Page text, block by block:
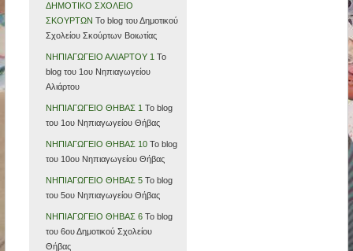
ΔΗΜΟΤΙΚΟ ΣΧΟΛΕΙΟ
ΣΚΟΥΡΤΩΝ Το blog του Δημοτικού
Σχολείου Σκούρτων Βοιωτίας
ΝΗΠΙΑΓΩΓΕΙΟ ΑΛΙΑΡΤΟΥ 1 Το
blog του 1ου Νηπιαγωγείου
Αλιάρτου
ΝΗΠΙΑΓΩΓΕΙΟ ΘΗΒΑΣ 1 Το blog
του 1ου Νηπιαγωγείου Θήβας
ΝΗΠΙΑΓΩΓΕΙΟ ΘΗΒΑΣ 10Το blog
του 10ου Νηπιαγωγείου Θήβας
ΝΗΠΙΑΓΩΓΕΙΟ ΘΗΒΑΣ 5Το blog
του 5ου Νηπιαγωγείου Θήβας
ΝΗΠΙΑΓΩΓΕΙΟ ΘΗΒΑΣ 6Το blog
του 6ου Δημοτικού Σχολείου
Θήβας